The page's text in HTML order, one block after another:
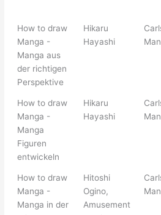
How to draw
Manga -
Manga aus
der richtigen
Perspektive
Hikaru
Hayashi
How to draw
Manga -
Manga
Figuren
entwickeln
Hikaru
Hayashi
How to draw
Manga -
Manga in der
Hitoshi
Ogino,
Amusement